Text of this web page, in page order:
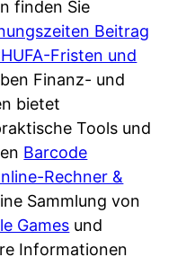
finden Sie
Beitrag
Fristen und
Finanz- und
bietet
Tools und
Barcode
Rechner &
Sammlung von
Games und
Informationen